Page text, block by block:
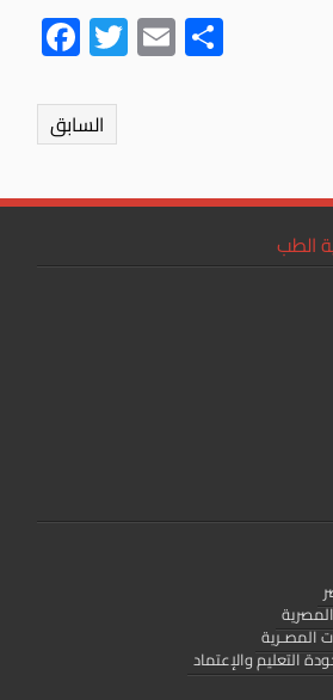
Fac
ok
Twit
Ema
السابق
الطب
المصـرية
التعليم والإعتماد